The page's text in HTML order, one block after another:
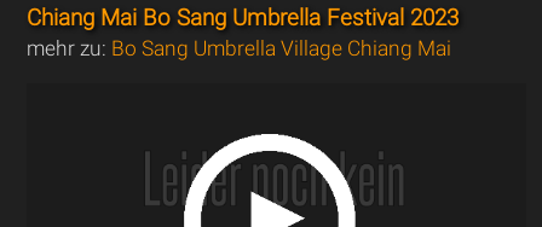
Chiang Mai Bo Sang Umbrella Festival 2023
mehr zu: Bo Sang Umbrella Village Chiang Mai